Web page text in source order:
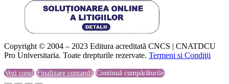
Copyright © 2004 – 2023 Editura acreditată CNCS | CNATDCU
Pro Universitaria. Toate drepturile rezervate. Termeni si Condiţii
Vezi coșul Finalizare comandă Continuă cumpărăturile